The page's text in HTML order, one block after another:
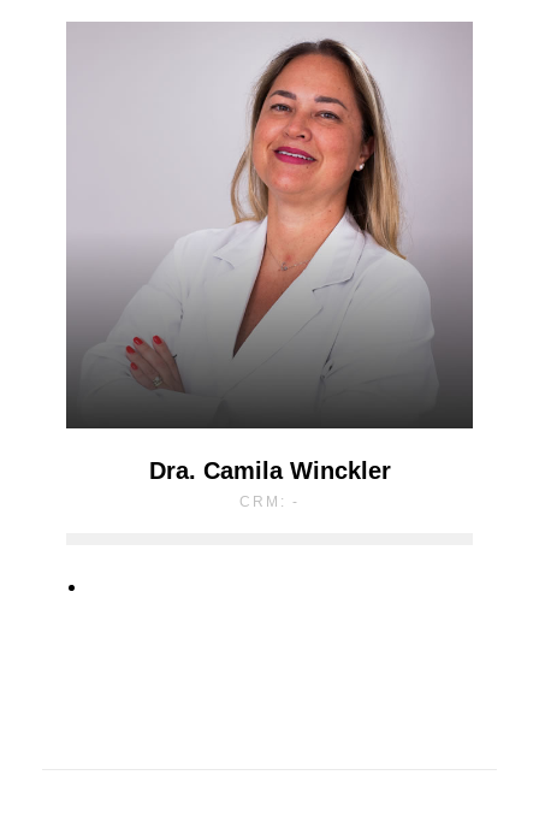
Dra. Camila Winckler
CRM: -